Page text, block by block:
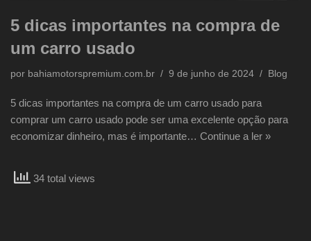
5 dicas importantes na compra de
um carro usado
por bahiamotorspremium.com.br 9 de junho de 2024 Blog
5 dicas importantes na compra de um carro usado para
comprar um carro usado pode ser uma excelente opção para
economizar dinheiro, mas é importante… Continue a ler »
34 total views